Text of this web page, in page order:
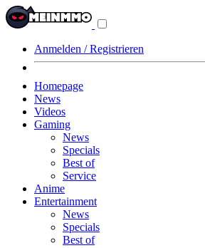
Anmelden / Registrieren
Homepage
News
Videos
Gaming
News
Specials
Best of
Service
Anime
Entertainment
News
Specials
Best of